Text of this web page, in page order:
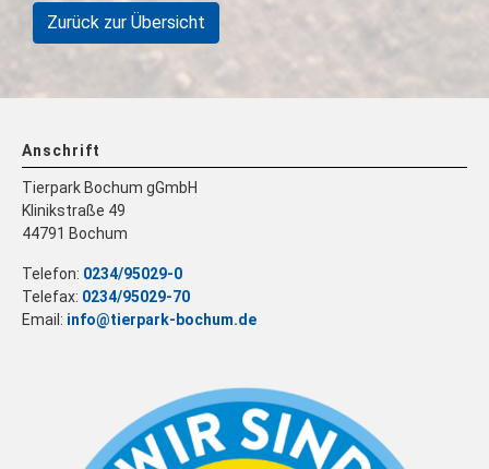
Zurück zur Übersicht
Anschrift
Tierpark Bochum gGmbH
Klinikstraße 49
44791 Bochum
Telefon: 0234/95029-0
Telefax: 0234/95029-70
Email: info@tierpark-bochum.de